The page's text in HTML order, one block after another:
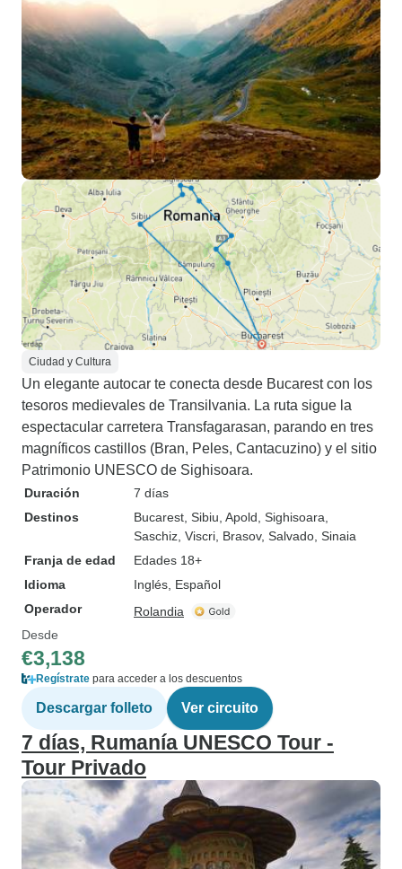
Ciudad y Cultura
Un elegante autocar te conecta desde Bucarest con los
tesoros medievales de Transilvania. La ruta sigue la
espectacular carretera Transfagarasan, parando en tres
magníficos castillos (Bran, Peles, Cantacuzino) y el sitio
Patrimonio UNESCO de Sighisoara.
Duración
7 días
Destinos
Bucarest , Sibiu , Apold , Sighisoara
Saschiz , Viscri , Brasov, Salvado , Sinaia
Franja de edad
Edades 18+
Idioma
Inglés, Español
Operador
Rolandia
Desde
€3,138
Regístrate para acceder a los descuentos
Descargar folleto Ver circuito
7 días, Rumanía UNESCO Tour -
Tour Privado